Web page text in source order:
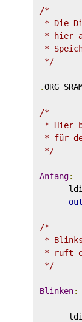
/*
* Die
* hier
*
*/
.ORG
/*
* Hier
* für
*/
Anfang:
ldi
out
/*
*
* ruft
*/
Blinken:
ldi